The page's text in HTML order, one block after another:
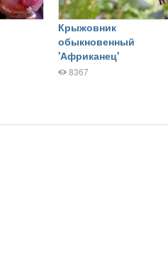
Крыжовник
обыкновенный
'Африканец'
8367